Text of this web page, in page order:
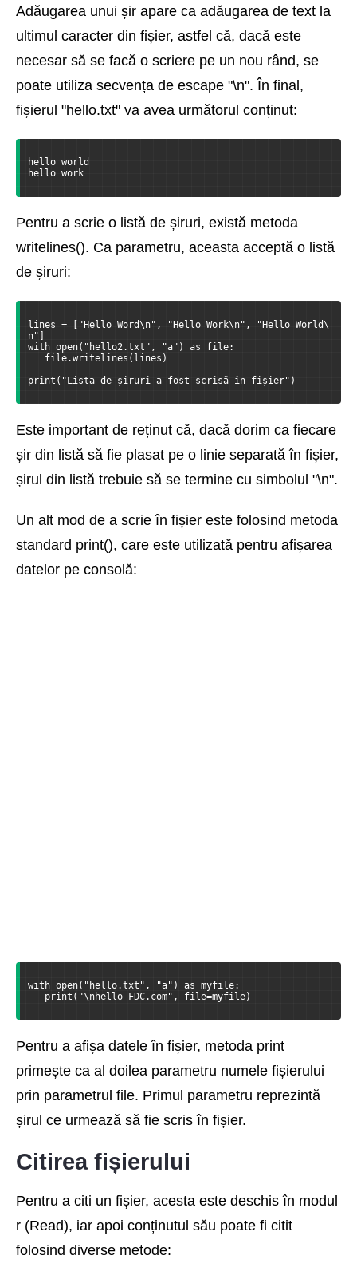
Adăugarea unui șir apare ca adăugarea de text la
ultimul caracter din fișier, astfel că, dacă este
necesar să se facă o scriere pe un nou rând, se
poate utiliza secvența de escape "\n". În final,
fișierul "hello.txt" va avea următorul conținut:
hello world
hello work
Pentru a scrie o listă de șiruri, există metoda
writelines(). Ca parametru, aceasta acceptă o listă
de șiruri:
lines = ["Hello Word\n", "Hello Work\n", "Hello World\
n"]
with open("hello2.txt", "a") as file:
file.writelines(lines)
print("Lista de șiruri a fost scrisă în fișier")
Este important de reținut că, dacă dorim ca fiecare
șir din listă să fie plasat pe o linie separată în fișier,
șirul din listă trebuie să se termine cu simbolul "\n".
Un alt mod de a scrie în fișier este folosind metoda
standard print(), care este utilizată pentru afișarea
datelor pe consolă:
with open("hello.txt", "a") as myfile:
print("\nhello FDC.com", file=myfile)
Pentru a afișa datele în fișier, metoda print
primește ca al doilea parametru numele fișierului
prin parametrul file. Primul parametru reprezintă
șirul ce urmează să fie scris în fișier.
Citirea fișierului
Pentru a citi un fișier, acesta este deschis în modul
r (Read), iar apoi conținutul său poate fi citit
folosind diverse metode: